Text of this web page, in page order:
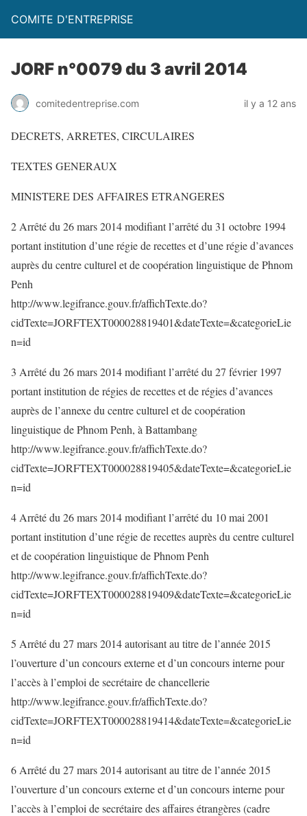
COMITE D'ENTREPRISE
JORF n°0079 du 3 avril 2014
comitedentreprise.com il y a 12 ans
DECRETS, ARRETES, CIRCULAIRES
TEXTES GENERAUX
MINISTERE DES AFFAIRES ETRANGERES
2 Arrêté du 26 mars 2014 modifiant l’arrêté du 31 octobre 1994
portant institution d’une régie de recettes et d’une régie d’avances
auprès du centre culturel et de coopération linguistique de Phnom
Penh
http://www.legifrance.gouv.fr/affichTexte.do?
cidTexte=JORFTEXT000028819401&dateTexte=&categorieLie
n=id
3 Arrêté du 26 mars 2014 modifiant l’arrêté du 27 février 1997
portant institution de régies de recettes et de régies d’avances
auprès de l’annexe du centre culturel et de coopération
linguistique de Phnom Penh, à Battambang
http://www.legifrance.gouv.fr/affichTexte.do?
cidTexte=JORFTEXT000028819405&dateTexte=&categorieLie
n=id
4 Arrêté du 26 mars 2014 modifiant l’arrêté du 10 mai 2001
portant institution d’une régie de recettes auprès du centre culturel
et de coopération linguistique de Phnom Penh
http://www.legifrance.gouv.fr/affichTexte.do?
cidTexte=JORFTEXT000028819409&dateTexte=&categorieLie
n=id
5 Arrêté du 27 mars 2014 autorisant au titre de l’année 2015
l’ouverture d’un concours externe et d’un concours interne pour
l’accès à l’emploi de secrétaire de chancellerie
http://www.legifrance.gouv.fr/affichTexte.do?
cidTexte=JORFTEXT000028819414&dateTexte=&categorieLie
n=id
6 Arrêté du 27 mars 2014 autorisant au titre de l’année 2015
l’ouverture d’un concours externe et d’un concours interne pour
l’accès à l’emploi de secrétaire des affaires étrangères (cadre